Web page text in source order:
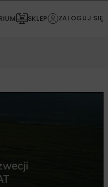
SKLEP ZALOGUJ SIĘ